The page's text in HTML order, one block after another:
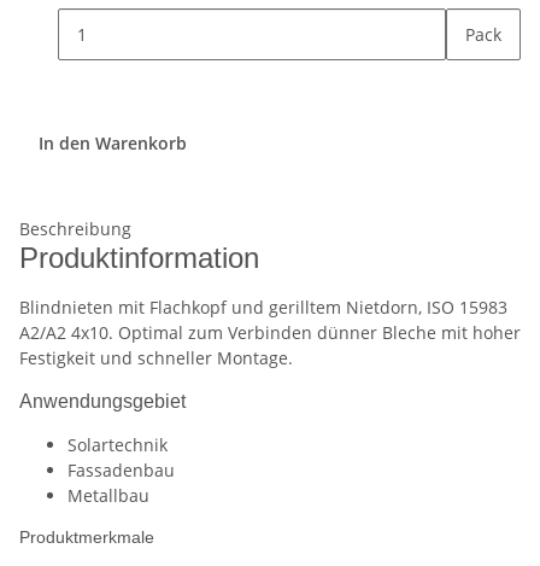
Pack
In den Warenkorb
Beschreibung
Produktinformation
Blindnieten mit Flachkopf und gerilltem Nietdorn, ISO 15983
A2/A2 4x10. Optimal zum Verbinden dünner Bleche mit hoher
Festigkeit und schneller Montage.
Anwendungsgebiet
Solartechnik
Fassadenbau
Metallbau
Produktmerkmale